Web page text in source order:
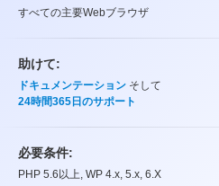
すべての主要Webブラウザ
助けて:
ドキュメンテーション そして
24時間365日のサポート
必要条件:
PHP 5.6以上, WP 4.x, 5.x, 6.X